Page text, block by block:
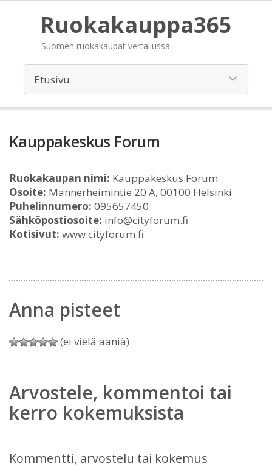
Ruokakauppa365
Suomen ruokakaupat vertailussa
Kauppakeskus Forum
Ruokakaupan nimi: Kauppakeskus Forum
Osoite: Mannerheimintie 20 A, 00100 Helsinki
Puhelinnumero: 095657450
Sähköpostiosoite: info@cityforum.fi
Kotisivut: www.cityforum.fi
Anna pisteet
(ei vielä ääniä)
Arvostele, kommentoi tai
kerro kokemuksista
Kommentti, arvostelu tai kokemus